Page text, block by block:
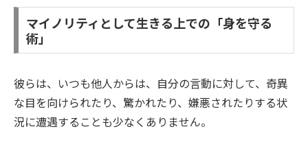
マイノリティとして生きる上での「身を守る
術」
彼らは、いつも他人からは、自分の言動に対して、奇異
な目を向けられたり、驚かれたり、嫌悪されたりする状
況に遭遇することも少なくありません。